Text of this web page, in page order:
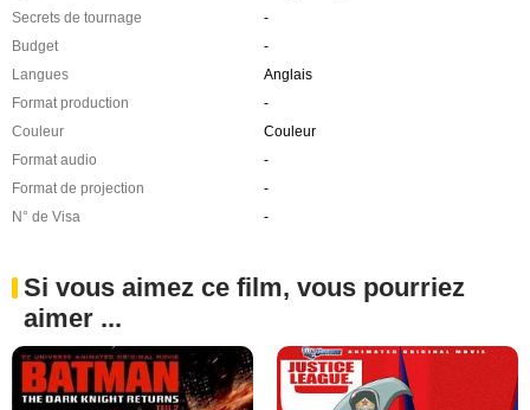
Secrets de tournage
-
Budget
-
Langues
Anglais
Format production
-
Couleur
Couleur
Format audio
-
Format de projection
-
N° de Visa
-
Si vous aimez ce film, vous pourriez
aimer ...